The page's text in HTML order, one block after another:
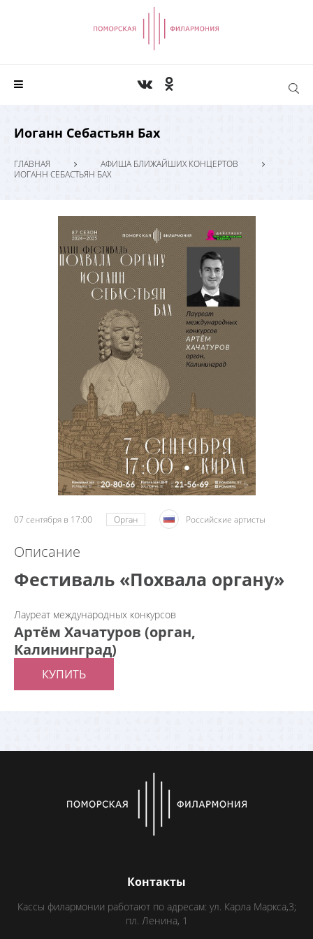
Иоганн Себастьян Бах
ГЛАВНАЯ
АФИША БЛИЖАЙШИХ КОНЦЕРТОВ
ИОГАНН СЕБАСТЬЯН БАХ
07 сентября в 17:00 Орган Российские артисты
Описание
Фестиваль «Похвала органу»
Лауреат международных конкурсов
Артём Хачатуров (орган,
Калининград)
КУПИТЬ
Контакты
Кассы филармонии работают по адресам: ул. Карла Маркса,3;
пл. Ленина, 1